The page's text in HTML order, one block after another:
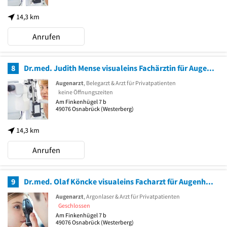
14,3 km
Anrufen
8 Dr.med. Judith Mense visualeins Fachärztin für Augenheilkunde
14,3 km
Augenarzt, Belegarzt & Arzt für Privatpatienten
keine Öffnungszeiten
Am Finkenhügel 7 b
49076Osnabrück (Westerberg)
Anrufen
9 Dr.med. Olaf Köncke visualeins Facharzt für Augenheilkunde
Augenarzt, Argonlaser & Arzt für Privatpatienten
Geschlossen
Am Finkenhügel 7 b
49076Osnabrück (Westerberg)